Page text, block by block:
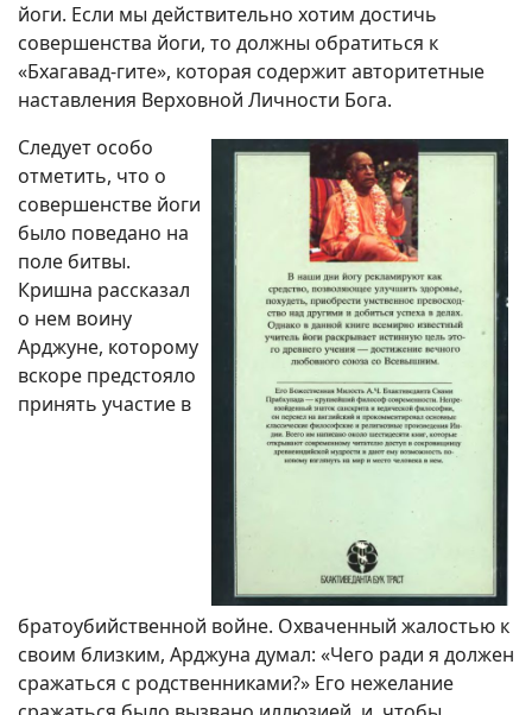
йоги. Если мы действительно хотим достичь
совершенства йоги, то должны обратиться к
«Бхагавад-гите», которая содержит авторитетные
наставления Верховной Личности Бога.
Следует особо
отметить, что о
совершенстве йоги
было поведано на
поле битвы.
Кришна рассказал
о нем воину
Арджуне, которому
вскоре предстояло
принять участие в
братоубийственной войне. Охваченный жалостью к
своим близким, Арджуна думал: «Чего ради я должен
сражаться с родственниками?» Его нежелание